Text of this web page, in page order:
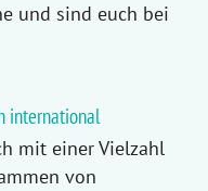
und sind euch bei
international
mit einer Vielzahl
von